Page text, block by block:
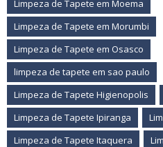
Limpeza de Tapete em Moema
Limpeza de Tapete em Morumbi
Limpeza de Tapete em Osasco
limpeza de tapete em sao paulo
Limpeza de Tapete Higienopolis
Limpeza de Tapete Ipiranga
Limpeza de Tapete Itaquera